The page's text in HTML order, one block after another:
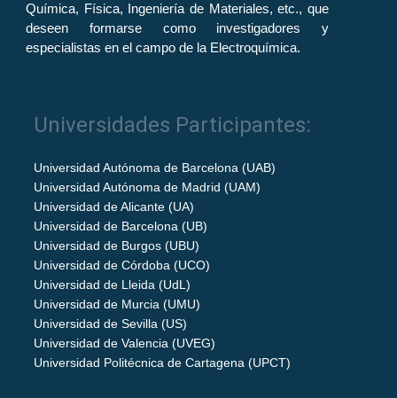
Química, Física, Ingeniería de Materiales, etc., que
deseen formarse como investigadores y
especialistas en el campo de la Electroquímica.
Universidades Participantes:
Universidad Autónoma de Barcelona (UAB)
Universidad Autónoma de Madrid (UAM)
Universidad de Alicante (UA)
Universidad de Barcelona (UB)
Universidad de Burgos (UBU)
Universidad de Córdoba (UCO)
Universidad de Lleida (UdL)
Universidad de Murcia (UMU)
Universidad de Sevilla (US)
Universidad de Valencia (UVEG)
Universidad Politécnica de Cartagena (UPCT)